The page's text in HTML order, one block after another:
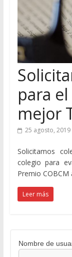
para
mejor
25 agosto, 2019
Solicitamos
colegio para
Premio
Leer más
Nombre de